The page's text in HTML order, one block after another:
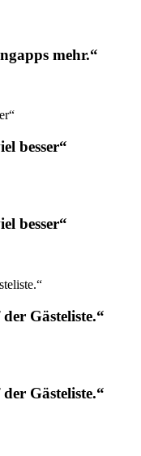
mehr.“
besser“
besser“
Gästeliste.“
Gästeliste.“